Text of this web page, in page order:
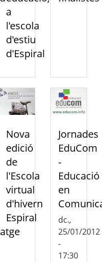
a
l'escola
d'estiu
d'Espiral
Nova
edició
de
l'Escola
virtual
d'hivern
Espiral
Jornades
EduCom
-
Educació
en
dc.,
25/01/2012
-
17:30